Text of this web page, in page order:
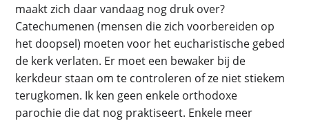
maakt zich daar vandaag nog druk over?
Catechumenen (mensen die zich voorbereiden op
het doopsel) moeten voor het eucharistische gebed
de kerk verlaten. Er moet een bewaker bij de
kerkdeur staan om te controleren of ze niet stiekem
terugkomen. Ik ken geen enkele orthodoxe
parochie die dat nog praktiseert. Enkele meer